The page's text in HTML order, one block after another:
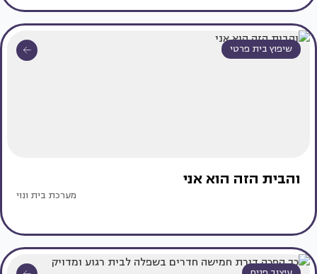
שיפוץ בית פרטי
והבית הזה הוא אני
מערכת בית ונוי